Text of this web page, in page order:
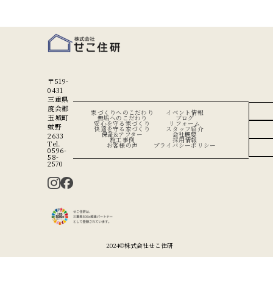
〒519-
0431
三重県
度会郡
玉城町
蚊野
2633
Tel.
0596-
58-
2570
家づくりへのこだわり
無垢へのこだわり
安心を守る家づくり
快適を守る家づくり
保証&アフター
施工事例
お客様の声
イベント情報
ブログ
リフォーム
スタッフ紹介
会社概要
採用情報
プライバシーポリシー
2024©︎株式会社せこ住研